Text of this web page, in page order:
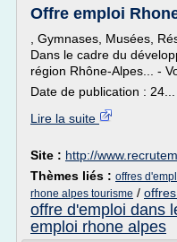
Offre emploi
, Gymnases, Musées,
Dans le cadre du
région Rhône-Alpes... -
Date de publication : 24...
Lire la suite
Site : http://
Thèmes liés : offres
rhone alpes tourisme /
offre d'emploi dans
emploi rhone alpes